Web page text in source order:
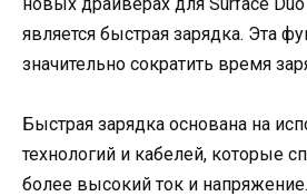
является быстрая зарядка. Эта
значительно сократить время
Быстрая зарядка основана на
технологий и кабелей, которые
более высокий ток и